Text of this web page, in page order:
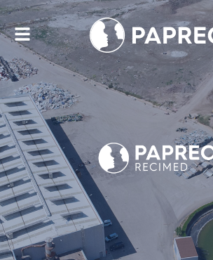
Alternar
navegación